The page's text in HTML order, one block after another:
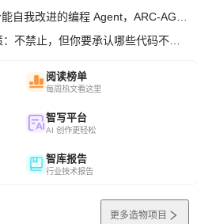
阅读榜单
每周热文看这里
智写平台
AI 创作更轻松
智库报告
行业技术报告
更多造物项目